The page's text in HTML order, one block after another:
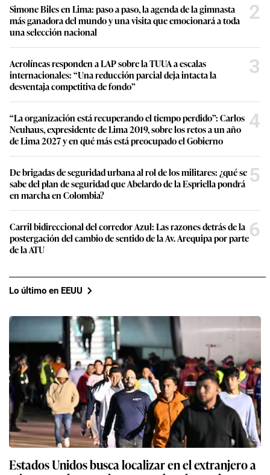
Simone Biles en Lima: paso a paso, la agenda de la gimnasta
más ganadora del mundo y una visita que emocionará a toda
una selección nacional
2
Aerolíneas responden a LAP sobre la TUUA a escalas
internacionales: “Una reducción parcial deja intacta la
desventaja competitiva de fondo”
3
“La organización está recuperando el tiempo perdido”: Carlos
Neuhaus, expresidente de Lima 2019, sobre los retos a un año
de Lima 2027 y en qué más está preocupado el Gobierno
4
De brigadas de seguridad urbana al rol de los militares: ¿qué se
sabe del plan de seguridad que Abelardo de la Espriella pondrá
en marcha en Colombia?
5
Carril bidireccional del corredor Azul: Las razones detrás de la
postergación del cambio de sentido de la Av. Arequipa por parte
de la ATU
6
Lo último en EEUU
Estados Unidos busca localizar en el extranjero a